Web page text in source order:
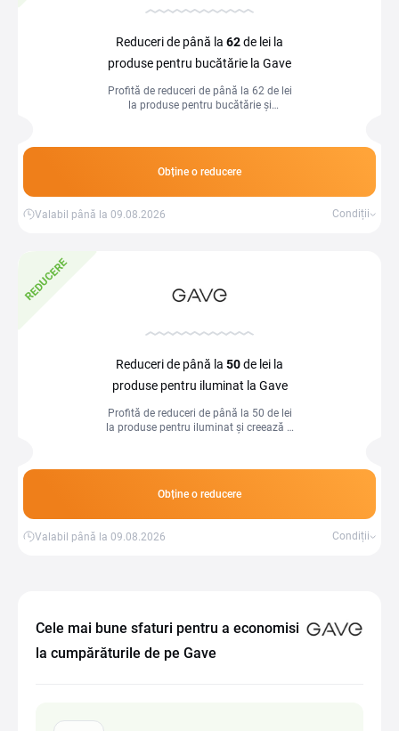
Reduceri de până la 62de lei la
produse pentru bucătărie la Gave
Profită de reduceri de până la 62 de lei
la produse pentru bucătărie și
Obține o reducere
Valabil până la 09.08.2026 Condiții
REDUCERE
Reduceri de până la 50de lei la
produse pentru iluminat la Gave
Profită de reduceri de până la 50 de lei
la produse pentru iluminat și creează o
Obține o reducere
Valabil până la 09.08.2026 Condiții
Cele mai bune sfaturi pentru a economisi
la cumpărăturile de pe Gave